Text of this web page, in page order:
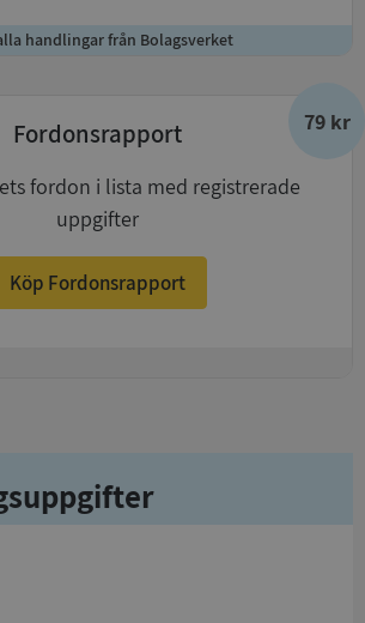
handlingar från Bolagsverket
79 kr
Fordonsrapport
fordon i lista med registrerade
uppgifter
Köp Fordonsrapport